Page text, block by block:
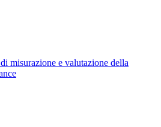
misurazione e valutazione della